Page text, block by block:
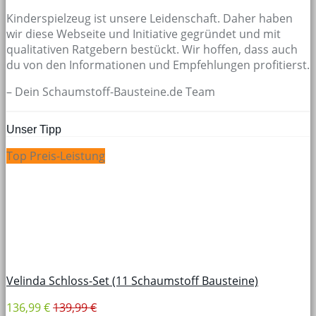
Kinderspielzeug ist unsere Leidenschaft. Daher haben
wir diese Webseite und Initiative gegründet und mit
qualitativen Ratgebern bestückt. Wir hoffen, dass auch
du von den Informationen und Empfehlungen profitierst.
– Dein Schaumstoff-Bausteine.de Team
Unser Tipp
Top Preis-Leistung
Velinda Schloss-Set (11 Schaumstoff Bausteine)
136,99 €139,99 €